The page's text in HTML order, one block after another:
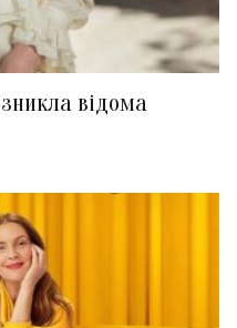
відома